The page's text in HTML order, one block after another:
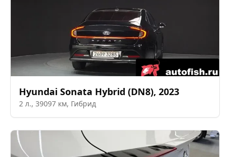
Hyundai Sonata Hybrid (DN8), 2023
2 л., 39097 км, Гибрид